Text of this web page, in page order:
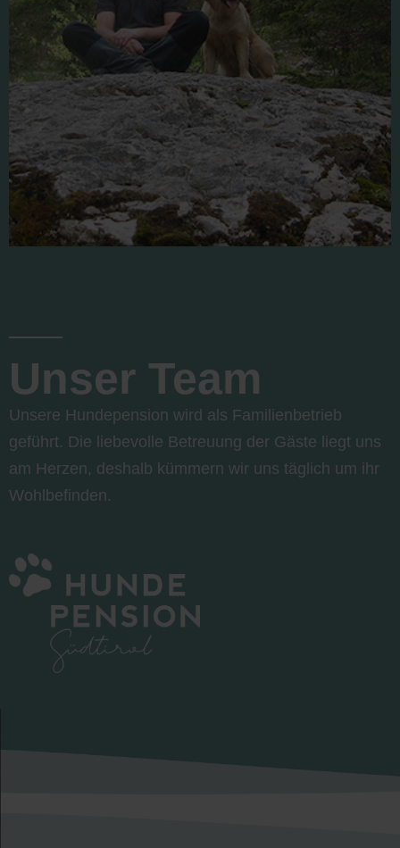
Unser Team
Unsere Hundepension wird als Familienbetrieb
geführt. Die liebevolle Betreuung der Gäste liegt uns
am Herzen, deshalb kümmern wir uns täglich um ihr
Wohlbefinden.